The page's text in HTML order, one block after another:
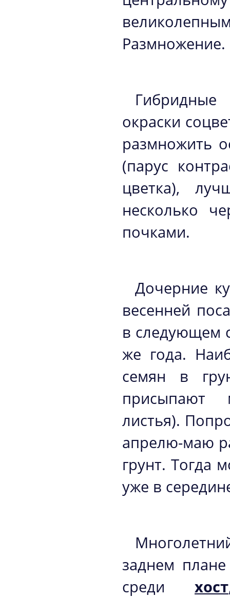
Размножение.
окраски
размножить
(парус
цветка),
несколько
почками.
Дочерние
весенней
в следующем
же года.
семян в
присыпают
листья).
апрелю-маю
грунт. Тогда
уже в
заднем
среди хост